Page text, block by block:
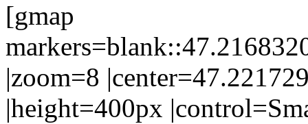
[gmap
|zoom=8
|height=400px